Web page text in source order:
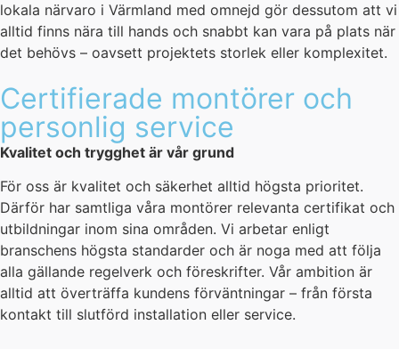
lokala närvaro i Värmland med omnejd gör dessutom att vi
alltid finns nära till hands och snabbt kan vara på plats när
det behövs – oavsett projektets storlek eller komplexitet.
Certifierade montörer och
personlig service
Kvalitet och trygghet är vår grund
För oss är kvalitet och säkerhet alltid högsta prioritet.
Därför har samtliga våra montörer relevanta certifikat och
utbildningar inom sina områden. Vi arbetar enligt
branschens högsta standarder och är noga med att följa
alla gällande regelverk och föreskrifter. Vår ambition är
alltid att överträffa kundens förväntningar – från första
kontakt till slutförd installation eller service.